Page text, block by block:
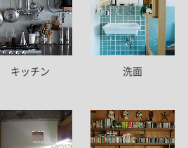
キッチン 洗面